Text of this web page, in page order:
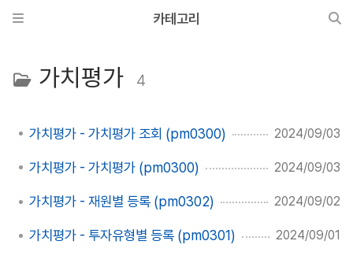
카테고리
가치평가 4
가치평가 - 가치평가 조회 (pm0300) 2024/09/03
가치평가 - 가치평가 (pm0300) 2024/09/03
가치평가 - 재원별 등록 (pm0302) 2024/09/02
가치평가 - 투자유형별 등록 (pm0301) 2024/09/01